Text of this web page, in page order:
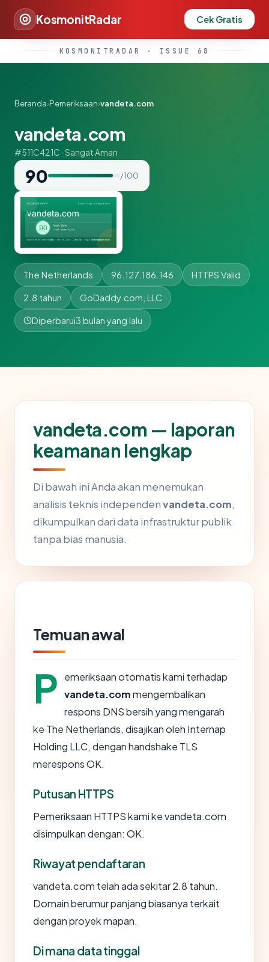
KosmonitRadar Cek Gratis
KOSMONITRADAR · ISSUE 68
Beranda›Pemeriksaan›vandeta.com
vandeta.com
#511C421C · Sangat Aman
90 / 100
The Netherlands 96.127.186.146 HTTPS Valid
2.8 tahun GoDaddy.com, LLC
Diperbarui3 bulan yang lalu
vandeta.com — laporan
keamanan lengkap
Di bawah ini Anda akan menemukan
analisis teknis independenvandeta.com,
dikumpulkan dari data infrastruktur publik
tanpa bias manusia.
Temuan awal
P
emeriksaan otomatis kami terhadap
vandeta.commengembalikan
respons DNS bersih yang mengarah
ke The Netherlands, disajikan oleh Internap
Holding LLC, dengan handshake TLS
merespons OK.
Putusan HTTPS
Pemeriksaan HTTPS kami ke vandeta.com
disimpulkan dengan: OK.
Riwayat pendaftaran
vandeta.com telah ada sekitar 2.8 tahun.
Domain berumur panjang biasanya terkait
dengan proyek mapan.
Di mana data tinggal